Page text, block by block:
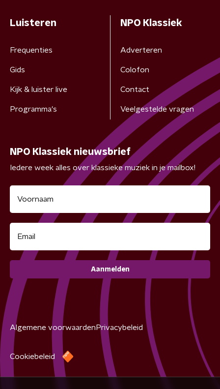
Luisteren
Frequenties
Gids
Kijk & luister live
Programma's
NPO Klassiek
Adverteren
Colofon
Contact
Veelgestelde vragen
NPO Klassiek nieuwsbrief
Iedere week alles over klassieke muziek in je mailbox!
Aanmelden
Algemene voorwaarden Privacybeleid
Cookiebeleid